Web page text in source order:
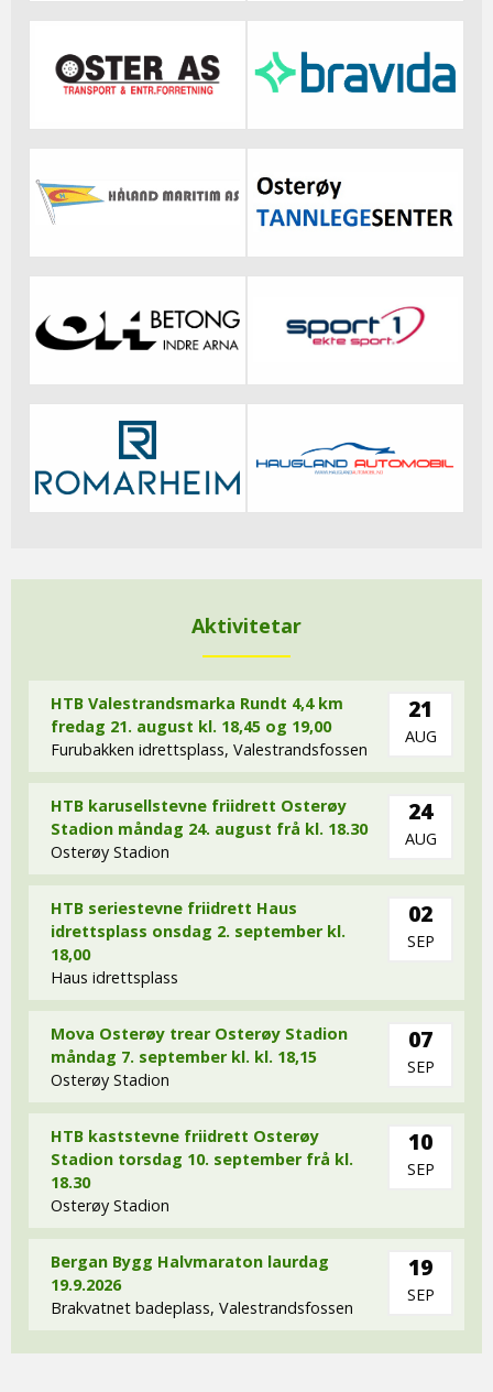
Aktivitetar
HTB Valestrandsmarka Rundt 4,4 km
fredag 21. august kl. 18,45 og 19,00
Furubakken idrettsplass, Valestrandsfossen
21
AUG
HTB karusellstevne friidrett Osterøy
Stadion måndag 24. august frå kl. 18.30
Osterøy Stadion
24
AUG
HTB seriestevne friidrett Haus
idrettsplass onsdag 2. september kl.
18,00
Haus idrettsplass
02
SEP
Mova Osterøy trear Osterøy Stadion
måndag 7. september kl. kl. 18,15
Osterøy Stadion
07
SEP
HTB kaststevne friidrett Osterøy
Stadion torsdag 10. september frå kl.
18.30
Osterøy Stadion
10
SEP
Bergan Bygg Halvmaraton laurdag
19.9.2026
Brakvatnet badeplass, Valestrandsfossen
19
SEP